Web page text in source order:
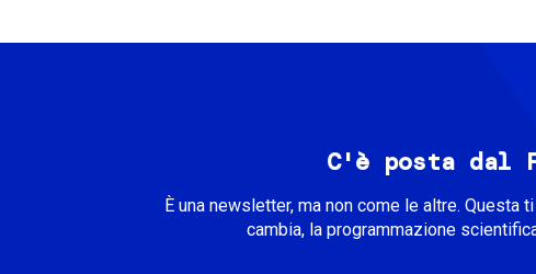
C'è posta dal
È una newsletter, ma non come le altre. Questa
cambia, la programmazione